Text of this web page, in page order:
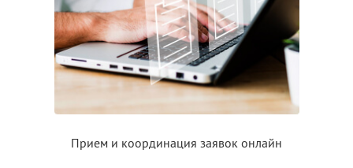
Прием и координация заявок онлайн